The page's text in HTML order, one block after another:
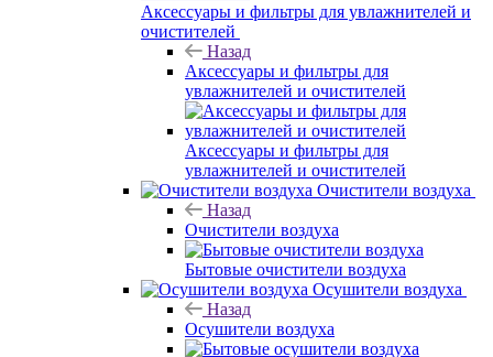
Аксессуары и фильтры для увлажнителей и
очистителей
Назад
Аксессуары и фильтры для
увлажнителей и очистителей
Аксессуары и фильтры для
увлажнителей и очистителей
Очистители воздуха
Назад
Очистители воздуха
Бытовые очистители воздуха
Осушители воздуха
Назад
Осушители воздуха